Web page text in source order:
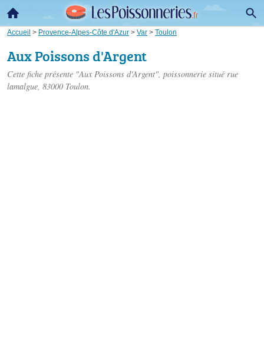
Accueil > Provence-Alpes-Côte d'Azur > Var > Toulon
Aux Poissons d'Argent
Cette fiche présente "Aux Poissons d'Argent", poissonnerie situé rue
lamalgue, 83000 Toulon.